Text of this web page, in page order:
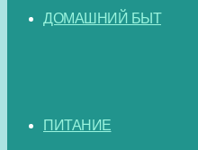
ДОМАШНИЙ БЫТ
ПИТАНИЕ